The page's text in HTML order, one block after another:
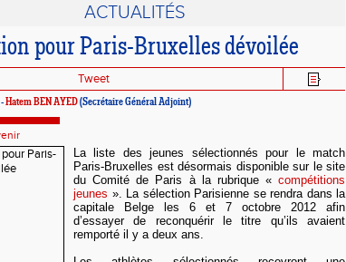
ACTUALITÉS
pour Paris-Bruxelles dévoilée
Tweet
Hatem BEN AYED(Secrétaire Général Adjoint)
La liste des jeunes sélectionnés pour le match
Paris-Bruxelles est désormais disponible sur le site
du Comité de Paris à la rubrique « compétitions
jeunes ». La sélection Parisienne se rendra dans la
capitale Belge les 6 et 7 octobre 2012 afin
d’essayer de reconquérir le titre qu’ils avaient
remporté il y a deux ans.